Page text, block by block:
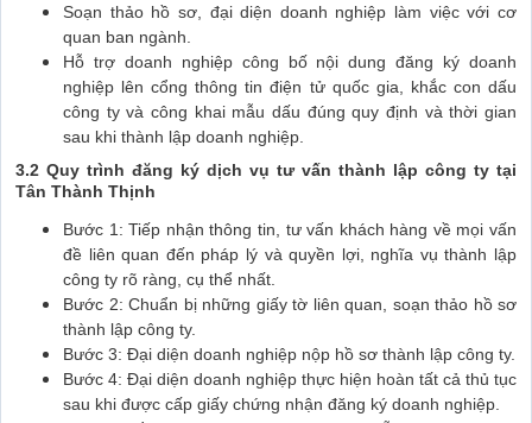
Soạn thảo hồ sơ, đại diện doanh nghiệp làm việc với cơ
quan ban ngành.
Hỗ trợ doanh nghiệp công bố nội dung đăng ký doanh
nghiệp lên cổng thông tin điện tử quốc gia, khắc con dấu
công ty và công khai mẫu dấu đúng quy định và thời gian
sau khi thành lập doanh nghiệp.
3.2 Quy trình đăng ký dịch vụ tư vấn thành lập công ty tại
Tân Thành Thịnh
Bước 1: Tiếp nhận thông tin, tư vấn khách hàng về mọi vấn
đề liên quan đến pháp lý và quyền lợi, nghĩa vụ thành lập
công ty rõ ràng, cụ thể nhất.
Bước 2: Chuẩn bị những giấy tờ liên quan, soạn thảo hồ sơ
thành lập công ty.
Bước 3: Đại diện doanh nghiệp nộp hồ sơ thành lập công ty.
Bước 4: Đại diện doanh nghiệp thực hiện hoàn tất cả thủ tục
sau khi được cấp giấy chứng nhận đăng ký doanh nghiệp.